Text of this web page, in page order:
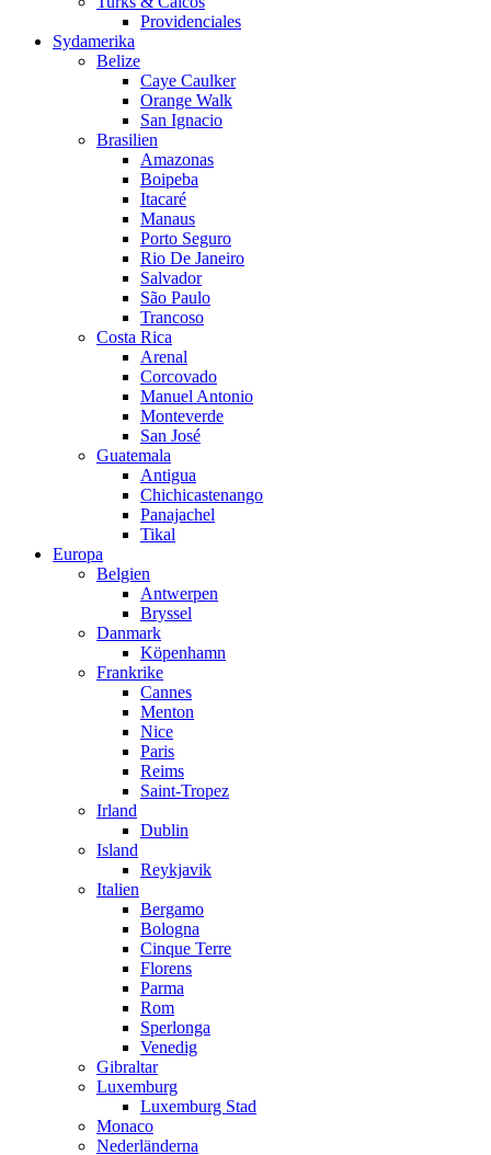
Providenciales
Sydamerika
Belize
Caye Caulker
Orange Walk
San Ignacio
Brasilien
Amazonas
Boipeba
Itacaré
Manaus
Porto Seguro
Rio De Janeiro
Salvador
São Paulo
Trancoso
Costa Rica
Arenal
Corcovado
Manuel Antonio
Monteverde
San José
Guatemala
Antigua
Chichicastenango
Panajachel
Tikal
Europa
Belgien
Antwerpen
Bryssel
Danmark
Köpenhamn
Frankrike
Cannes
Menton
Nice
Paris
Reims
Saint-Tropez
Irland
Dublin
Island
Reykjavik
Italien
Bergamo
Bologna
Cinque Terre
Florens
Parma
Rom
Sperlonga
Venedig
Gibraltar
Luxemburg
Luxemburg Stad
Monaco
Nederländerna